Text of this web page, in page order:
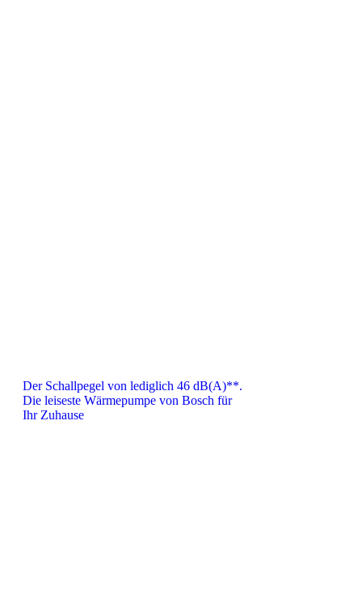
Der Schallpegel von lediglich 46 dB(A)**.
Die leiseste Wärmepumpe von Bosch für
Ihr Zuhause